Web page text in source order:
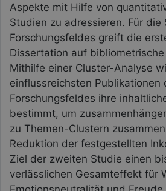
Aspekte mit Hilfe von
Studien zu adressieren. Für die
Forschungsfeldes greift die
Dissertation auf
Mithilfe einer Cluster-Analyse
einflussreichsten Publikationen
Forschungsfeldes ihre
bestimmt, um
zu Themen-Clustern
Reduktion der festgestellten
Ziel der zweiten Studie einen
verlässlichen Gesamteffekt für